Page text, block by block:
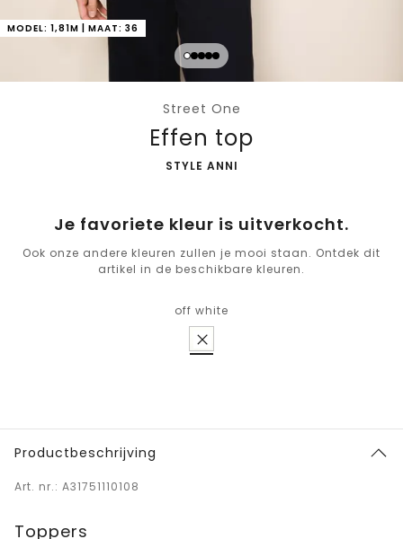
MODEL: 1,81M | MAAT: 36
Street One
Effen top
-
STYLE ANNI
Je favoriete kleur is uitverkocht.
Ook onze andere kleuren zullen je mooi staan. Ontdek dit
artikel in de beschikbare kleuren.
off white
Productbeschrijving
Art. nr.: A31751110108
Toppers